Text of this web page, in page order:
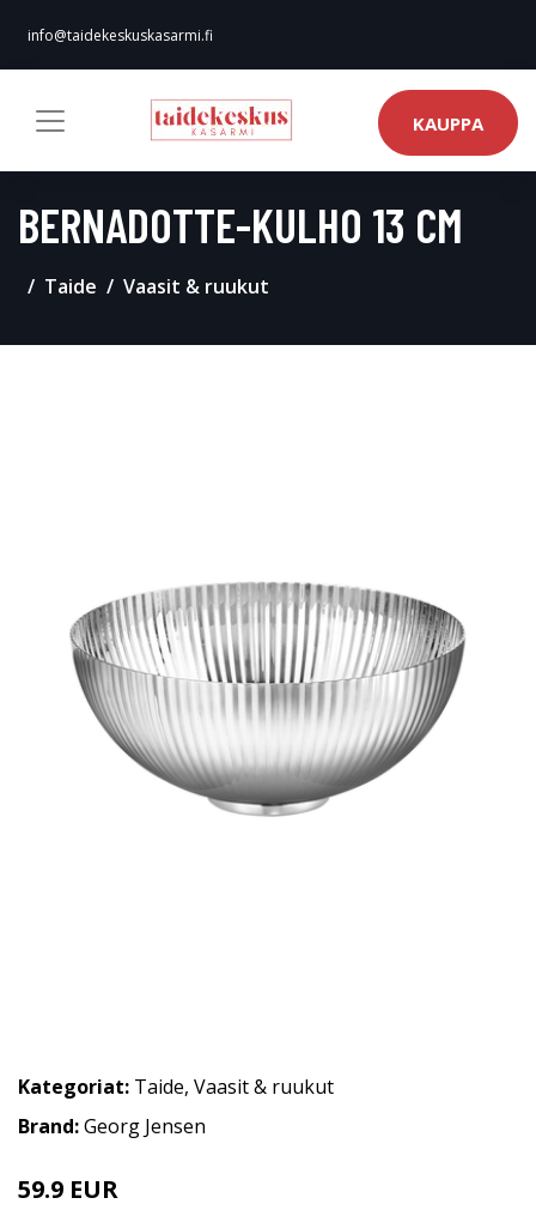
info@taidekeskuskasarmi.fi
KAUPPA
BERNADOTTE-KULHO 13 CM
Taide Vaasit & ruukut
Kategoriat: Taide, Vaasit & ruukut
Brand:Georg Jensen
59.9 EUR